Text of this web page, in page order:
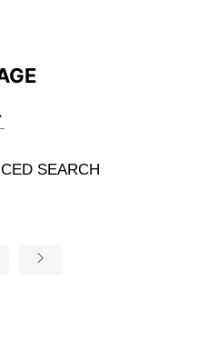
SEARCH
pirossal jelöltük
Filter